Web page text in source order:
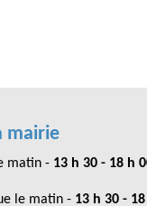
mairie
matin - 13 h 30 - 18 h
le matin - 13 h 30 -